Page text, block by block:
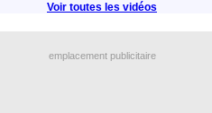
Voir toutes les vidéos
emplacement publicitaire